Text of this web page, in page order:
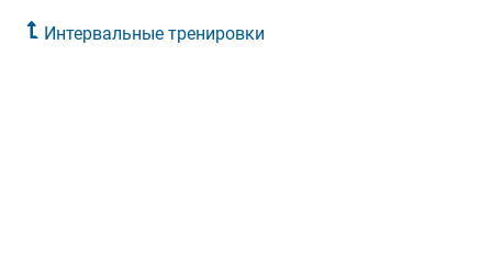
Интервальные тренировки